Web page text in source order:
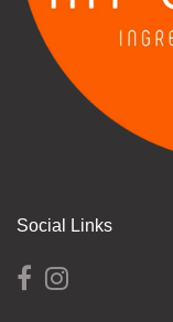
Social Links